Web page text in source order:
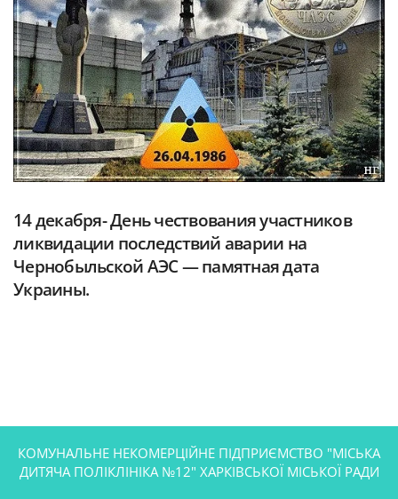
14 декабря- День чествования участников
ликвидации последствий аварии на
Чернобыльской АЭС — памятная дата
Украины.
КОМУНАЛЬНЕ НЕКОМЕРЦІЙНЕ ПІДПРИЄМСТВО "МІСЬКА
ДИТЯЧА ПОЛІКЛІНІКА №12" ХАРКІВСЬКОЇ МІСЬКОЇ РАДИ